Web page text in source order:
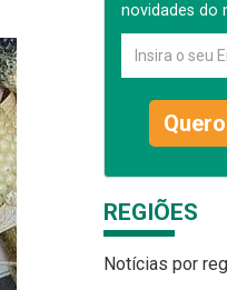
novidades do
REGIÕES
Notícias por